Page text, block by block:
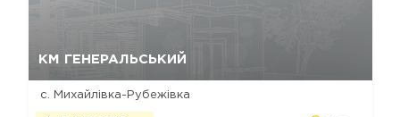
КМ ГЕНЕРАЛЬСЬКИЙ
с. Михайлівка-Рубежівка